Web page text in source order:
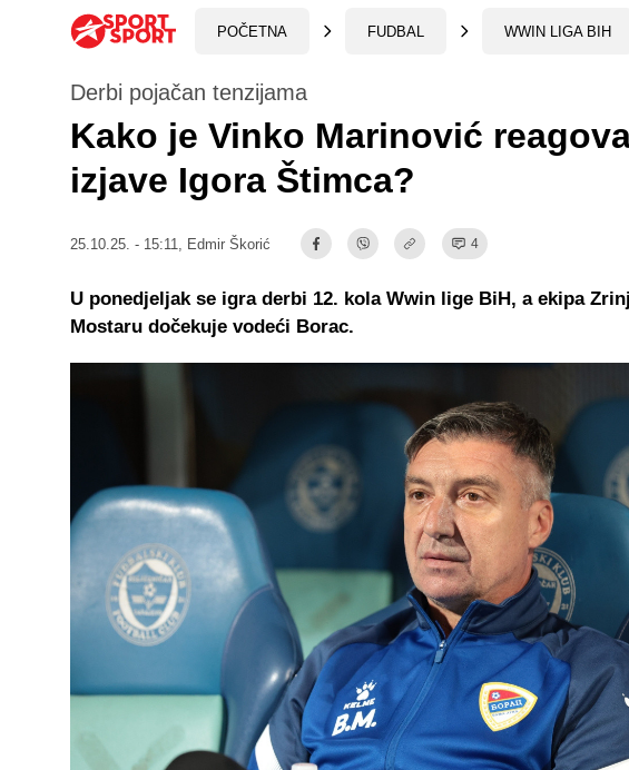
POČETNA FUDBAL WWIN LIGA BIH
Derbi pojačan tenzijama
Kako je Vinko Marinović
izjave Igora Štimca?
25.10.25. - 15:11, Edmir Škorić 4
U ponedjeljak se igra derbi 12. kola Wwin lige BiH, a ekipa
Mostaru dočekuje vodeći Borac.